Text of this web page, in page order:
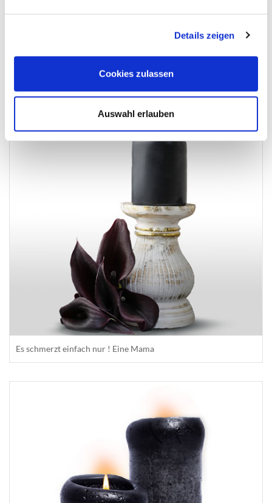
Details zeigen
Cookies zulassen
Auswahl erlauben
Es schmerzt einfach nur ! Eine Mama